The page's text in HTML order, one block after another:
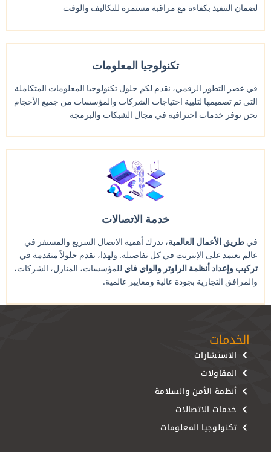
لضمان التنفيذ بكفاءة مع مراقبة مستمرة للتكاليف والوقت
تكنولوجيا المعلومات
في عصر التطور الرقمي، نقدم لكم حلول تكنولوجيا المعلومات المتكاملة
التي تم تصميمها لتلبية احتياجات الشركات والمؤسسات من جميع الأحجام
نحن نوفر خدمات احترافية في مجال الشبكات والبرمجة
خدمة الاتصالات
في طريق الأعمال العالمية، ندرك أهمية الاتصال السريع والمستقر في
عالم يعتمد على الإنترنت في كل تفاصيله. ولهذا، نقدم حلولاً متقدمة في
تركيب وإعداد أنظمة الراوتر والواي فاي للمؤسسات، المنازل، الشركات،
والمرافق التجارية بجودة عالية ومعايير عالمية.
الخدمات
الاستشارات
المقاولات
أنظمة الأمن والسلامة
خدمات الاتصالات
تكنولوجيا المعلومات